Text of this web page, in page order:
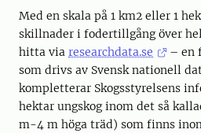
Med en skala på 1 km2 eller 1
skillnader i fodertillgång över
hitta via researchdata.se
– en
som drivs av Svensk nationell
kompletterar Skogsstyrelsens
hektar ungskog inom det så
m-4 m höga träd) som finns